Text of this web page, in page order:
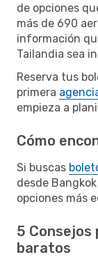
de opciones
más de 690
información
Tailandia sea
Reserva tus
primera
empieza a
Cómo
Si buscas
desde
opciones más
5 Consejos
baratos